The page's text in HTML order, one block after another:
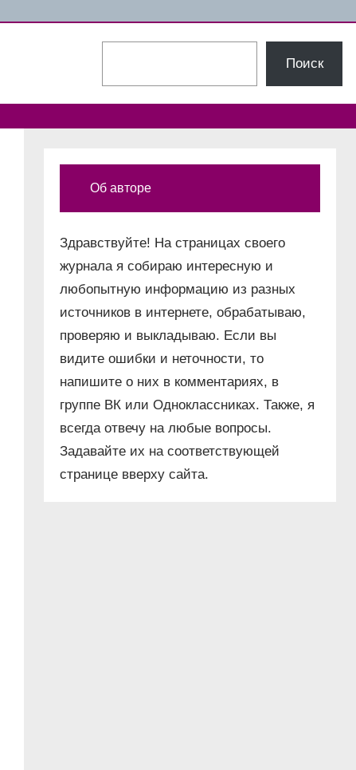
Поиск
Об авторе
Здравствуйте! На страницах своего
журнала я собираю интересную и
любопытную информацию из разных
источников в интернете, обрабатываю,
проверяю и выкладываю. Если вы
видите ошибки и неточности, то
напишите о них в комментариях, в
группе ВК или Одноклассниках. Также, я
всегда отвечу на любые вопросы.
Задавайте их на соответствующей
странице вверху сайта.